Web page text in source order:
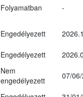
Folyamatban -
Engedélyezett
Engedélyezett
Nem
engedélyezett
07/